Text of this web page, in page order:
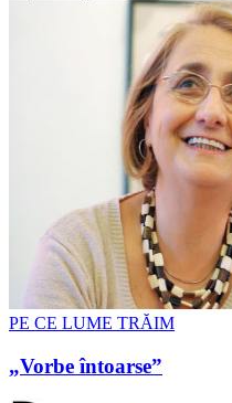
PE CE LUME TRĂIM
„Vorbe întoarse”